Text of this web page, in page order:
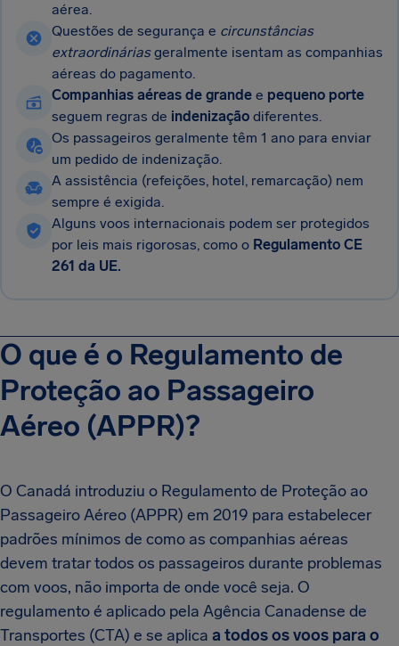
aérea.
Questões de segurança e circunstâncias
extraordináriasgeralmente isentam as companhias
aéreas do pagamento.
Companhias aéreas de grande e pequeno porte
seguem regras de indenização diferentes.
Os passageiros geralmente têm 1 ano para enviar
um pedido de indenização.
A assistência (refeições, hotel, remarcação) nem
sempre é exigida.
Alguns voos internacionais podem ser protegidos
por leis mais rigorosas, como o Regulamento CE
261 da UE.
O que é o Regulamento de
Proteção ao Passageiro
Aéreo (APPR)?
O Canadá introduziu o Regulamento de Proteção ao
Passageiro Aéreo (APPR) em 2019 para estabelecer
padrões mínimos de como as companhias aéreas
devem tratar todos os passageiros durante problemas
com voos, não importa de onde você seja. O
regulamento é aplicado pela Agência Canadense de
Transportes (CTA) e se aplica a todos os voos para o